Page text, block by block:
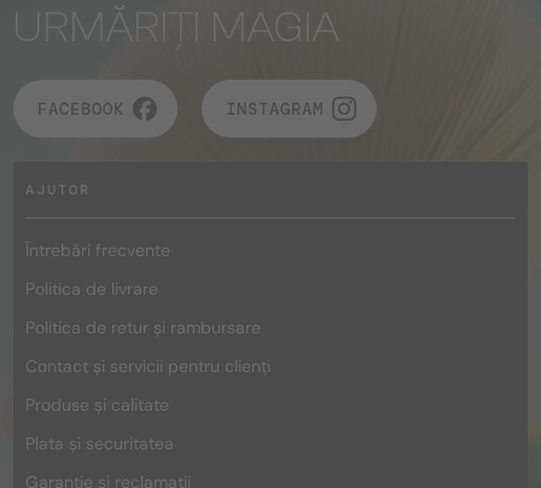
URMĂRIȚI MAGIA
FACEBOOK INSTAGRAM
AJUTOR
Întrebări frecvente
Politica de livrare
Politica de retur și rambursare
Contact și servicii pentru clienți
Produse și calitate
Plata și securitatea
Garanție și reclamații